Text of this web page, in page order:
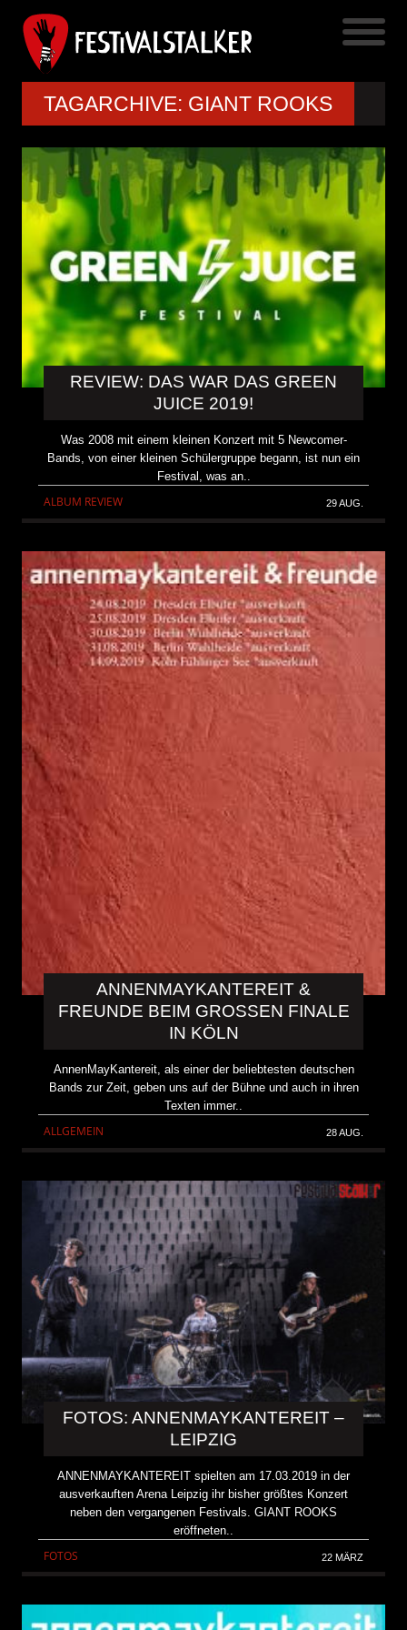
TAGARCHIVE: GIANT ROOKS
REVIEW: DAS WAR DAS GREEN
JUICE 2019!
Was 2008 mit einem kleinen Konzert mit 5 Newcomer-
Bands, von einer kleinen Schülergruppe begann, ist nun ein
Festival, was an..
ALBUM REVIEW 29 AUG.
ANNENMAYKANTEREIT &
FREUNDE BEIM GROSSEN FINALE I
N KÖLN
AnnenMayKantereit, als einer der beliebtesten deutschen
Bands zur Zeit, geben uns auf der Bühne und auch in ihren
Texten immer..
ALLGEMEIN 28 AUG.
FOTOS: ANNENMAYKANTEREIT –
LEIPZIG
ANNENMAYKANTEREIT spielten am 17.03.2019 in der
ausverkauften Arena Leipzig ihr bisher größtes Konzert
neben den vergangenen Festivals. GIANT ROOKS
eröffneten..
FOTOS 22 MÄRZ